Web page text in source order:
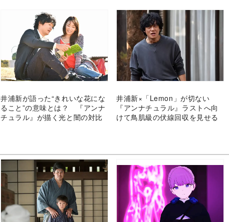
井浦新が語った“きれいな花にな
ること”の意味とは？ 『アンナ
チュラル』が描く光と闇の対比
井浦新×「Lemon」が切ない
『アンナチュラル』ラストへ向
けて鳥肌級の伏線回収を見せる